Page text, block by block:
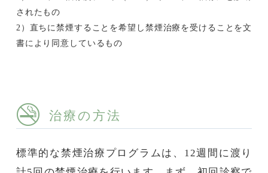
されたもの
2）直ちに禁煙することを希望し禁煙治療を受けることを文
書により同意しているもの
治療の方法
標準的な禁煙治療プログラムは、12週間に渡り